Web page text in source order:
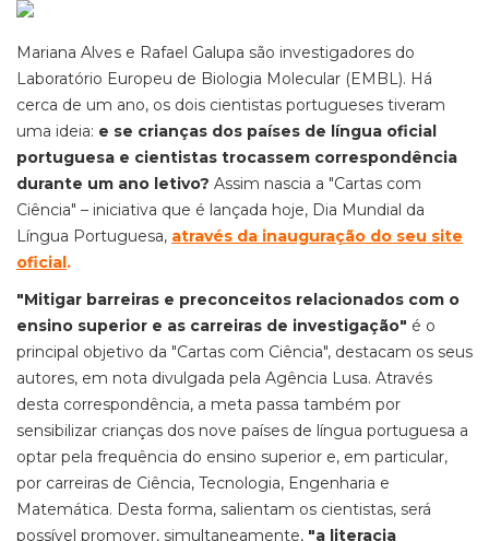
Mariana Alves e Rafael Galupa são investigadores do
Laboratório Europeu de Biologia Molecular (EMBL). Há
cerca de um ano, os dois cientistas portugueses tiveram
uma ideia: e se crianças dos países de língua oficial
portuguesa e cientistas trocassem correspondência
durante um ano letivo? Assim nascia a "Cartas com
Ciência" – iniciativa que é lançada hoje, Dia Mundial da
Língua Portuguesa, através da inauguração do seu site
oficial.
"Mitigar barreiras e preconceitos relacionados com o
ensino superior e as carreiras de investigação" é o
principal objetivo da "Cartas com Ciência", destacam os seus
autores, em nota divulgada pela Agência Lusa. Através
desta correspondência, a meta passa também por
sensibilizar crianças dos nove países de língua portuguesa a
optar pela frequência do ensino superior e, em particular,
por carreiras de Ciência, Tecnologia, Engenharia e
Matemática. Desta forma, salientam os cientistas, será
possível promover, simultaneamente, "a literacia